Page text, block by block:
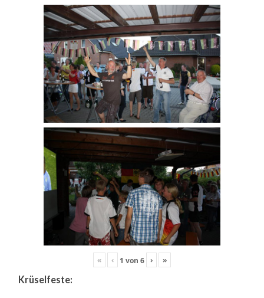
« ‹ 1 von 6 › »
Krüselfeste: